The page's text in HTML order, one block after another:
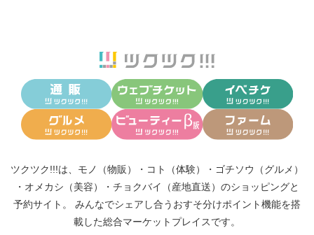
ツクツク!!!は、 モノ（物販） ・ コト（体験） ・ ゴチソウ（グルメ）
・ オメカシ（美容） ・ チョクバイ（産地直送） のショッピングと
予約サイト。
みんなでシェアし合う おすそ分けポイント機能を搭
載した総合マーケットプレイスです。